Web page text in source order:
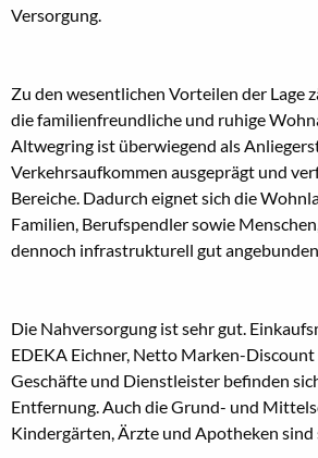
Versorgung.
Zu den wesentlichen Vorteilen der Lage
die familienfreundliche und ruhige
Altwegring ist überwiegend als
Verkehrsaufkommen ausgeprägt und
Bereiche. Dadurch eignet sich die
Familien, Berufspendler sowie
dennoch infrastrukturell gut
Die Nahversorgung ist sehr gut.
EDEKA Eichner, Netto Marken-
Geschäfte und Dienstleister befinden
Entfernung. Auch die Grund- und
Kindergärten, Ärzte und Apotheken sind